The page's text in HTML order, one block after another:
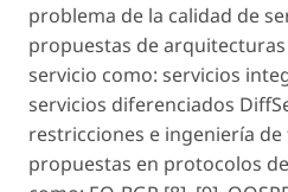
problema de la calidad de
propuestas de
servicio como: servicios
servicios diferenciados
restricciones e ingeniería de
propuestas en protocolos